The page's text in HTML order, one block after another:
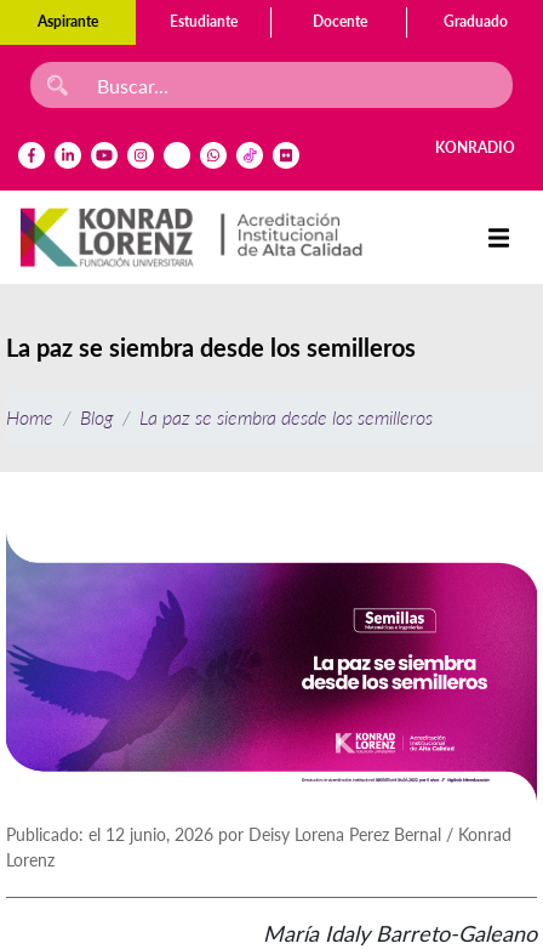
Aspirante Estudiante Docente Graduado
KONRADIO
La paz se siembra desde los semilleros
Home Blog La paz se siembra desde los semilleros
Publicado: el 12 junio, 2026 por Deisy Lorena Perez Bernal / Konrad
Lorenz
María Idaly Barreto-Galeano